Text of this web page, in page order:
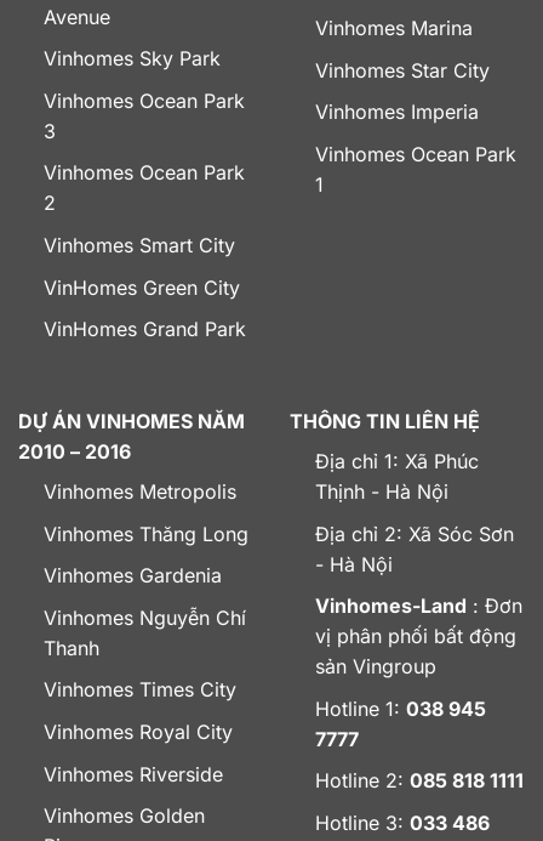
Avenue
Vinhomes Sky Park
Vinhomes Ocean Park
3
Vinhomes Ocean Park
2
Vinhomes Smart City
VinHomes Green City
VinHomes Grand Park
Vinhomes Marina
Vinhomes Star City
Vinhomes Imperia
Vinhomes Ocean Park
1
DỰ ÁN VINHOMES NĂM
2010 – 2016
Vinhomes Metropolis
Vinhomes Thăng Long
Vinhomes Gardenia
Vinhomes Nguyễn Chí
Thanh
Vinhomes Times City
Vinhomes Royal City
Vinhomes Riverside
Vinhomes Golden
THÔNG TIN LIÊN HỆ
Địa chỉ 1: Xã Phúc
Thịnh - Hà Nội
Địa chỉ 2: Xã Sóc Sơn
- Hà Nội
Vinhomes-Land : Đơn
vị phân phối bất động
sản Vingroup
Hotline 1: 038 945
7777
Hotline 2: 085 818 1111
Hotline 3: 033 486